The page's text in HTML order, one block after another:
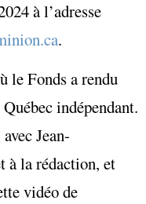
à l’adresse
.
le Fonds a rendu
indépendant.
Jean-
à la rédaction, et
vidéo de